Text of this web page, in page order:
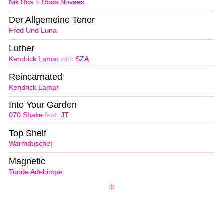
Nik Ros & Rods Novaes
Fred Und Luna
Der Allgemeine Tenor
Kendrick Lamar with SZA
Luther
Kendrick Lamar
Reincarnated
070 Shake feat. JT
Into Your Garden
Warmduscher
Top Shelf
Tunde Adebimpe
Magnetic